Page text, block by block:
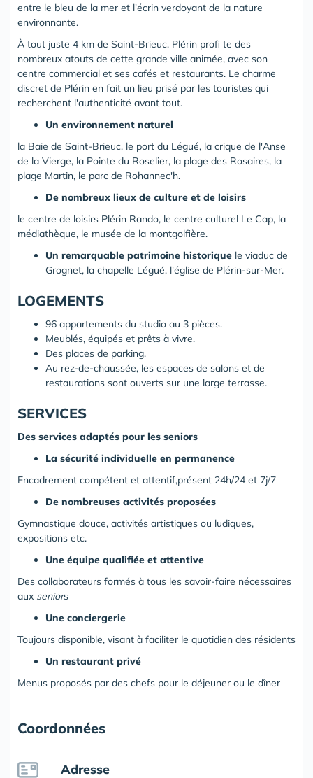
entre le bleu de la mer et l'écrin verdoyant de la nature
environnante.
À tout juste 4 km de Saint-Brieuc, Plérin profi te des
nombreux atouts de cette grande ville animée, avec son
centre commercial et ses cafés et restaurants. Le charme
discret de Plérin en fait un lieu prisé par les touristes qui
recherchent l'authenticité avant tout.
Un environnement naturel
la Baie de Saint-Brieuc, le port du Légué, la crique de l'Anse
de la Vierge, la Pointe du Roselier, la plage des Rosaires, la
plage Martin, le parc de Rohannec'h.
De nombreux lieux de culture et de loisirs
le centre de loisirs Plérin Rando, le centre culturel Le Cap, la
médiathèque, le musée de la montgolfière.
Un remarquable patrimoine historique le viaduc de
Grognet, la chapelle Légué, l'église de Plérin-sur-Mer.
LOGEMENTS
96 appartements du studio au 3 pièces.
Meublés, équipés et prêts à vivre.
Des places de parking.
Au rez-de-chaussée, les espaces de salons et de
restaurations sont ouverts sur une large terrasse.
SERVICES
Des services adaptés pour les seniors
La sécurité individuelle en permanence
Encadrement compétent et attentif,présent 24h/24 et 7j/7
De nombreuses activités proposées
Gymnastique douce, activités artistiques ou ludiques,
expositions etc.
Une équipe qualifiée et attentive
Des collaborateurs formés à tous les savoir-faire nécessaires
aux seniors
Une conciergerie
Toujours disponible, visant à faciliter le quotidien des résidents
Un restaurant privé
Menus proposés par des chefs pour le déjeuner ou le dîner
Coordonnées
Adresse